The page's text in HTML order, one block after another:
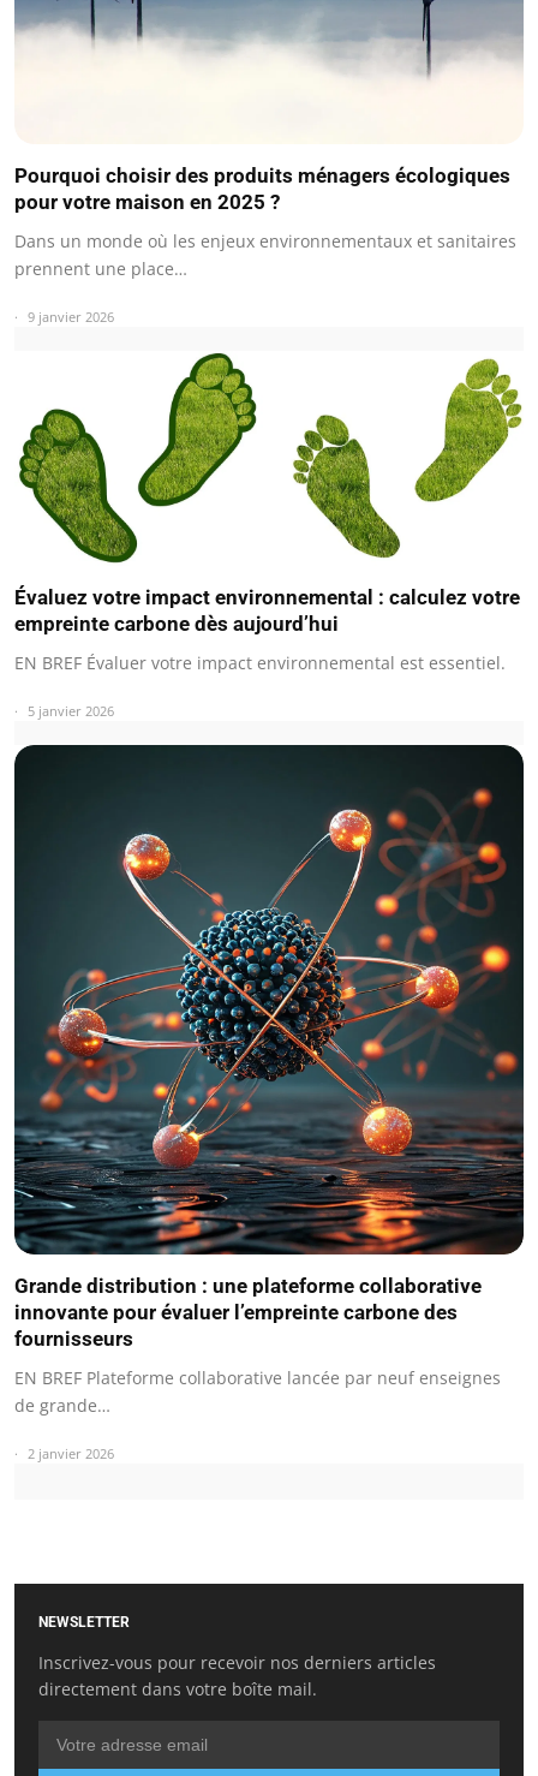
Pourquoi choisir des produits ménagers écologiques
pour votre maison en 2025 ?
Dans un monde où les enjeux environnementaux et sanitaires
prennent une place…
9 janvier 2026
Évaluez votre impact environnemental : calculez votre
empreinte carbone dès aujourd’hui
EN BREF Évaluer votre impact environnemental est essentiel.
5 janvier 2026
Grande distribution : une plateforme collaborative
innovante pour évaluer l’empreinte carbone des
fournisseurs
EN BREF Plateforme collaborative lancée par neuf enseignes
de grande…
2 janvier 2026
NEWSLETTER
Inscrivez-vous pour recevoir nos derniers articles
directement dans votre boîte mail.